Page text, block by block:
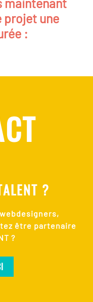
projet une
:
?
être partenaire
?